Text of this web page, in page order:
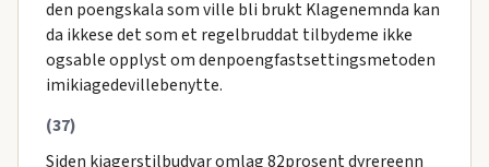
den poengskala som ville bli brukt Klagenemnda kan
da ikkese det som et regelbruddat tilbydeme ikke
ogsable opplyst om denpoengfastsettingsmetoden
imikiagedevillebenytte.
(37)
Siden kiagerstilbudvar omlag 82prosent dyrereenn